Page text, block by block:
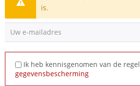
is.
Uw e-mailadres
Ik heb kennisgenomen van de
gegevensbescherming